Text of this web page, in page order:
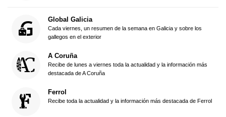
Global Galicia
Cada viernes, un resumen de la semana en Galicia y sobre los
gallegos en el exterior
A Coruña
Recibe de lunes a viernes toda la actualidad y la información más
destacada de A Coruña
Ferrol
Recibe toda la actualidad y la información más destacada de Ferrol